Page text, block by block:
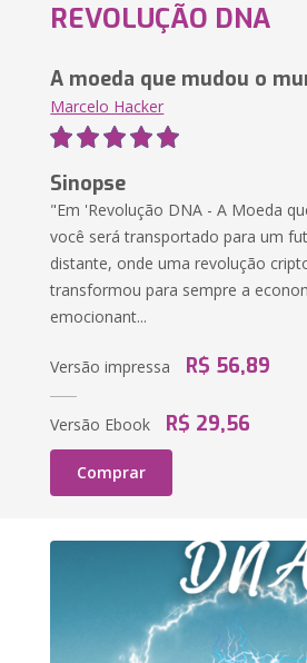
REVOLUÇÃO DNA
A moeda que mudou o
Marcelo Hacker
Sinopse
"Em 'Revolução DNA - A Moeda
você será transportado para um
distante, onde uma revolução
transformou para sempre a
emocionant...
Versão impressa R$ 56,89
Versão Ebook R$ 29,56
Comprar